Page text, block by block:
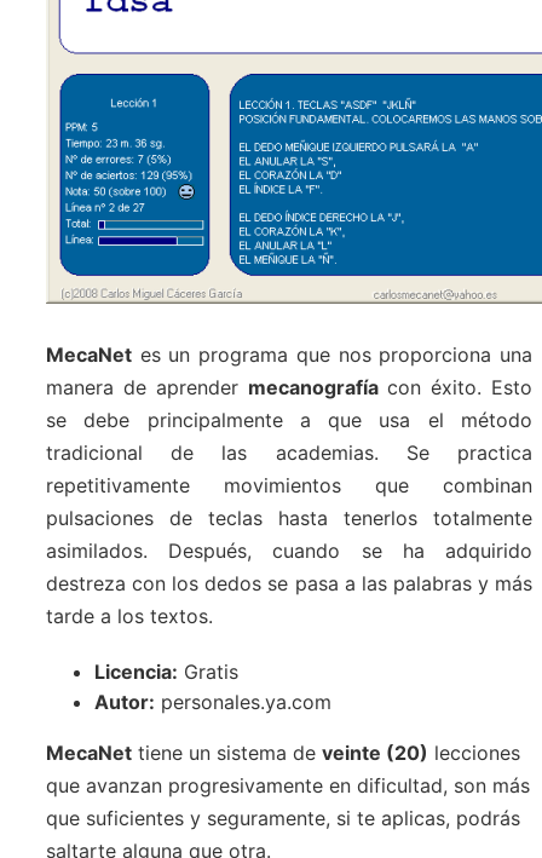
MecaNet es un programa que nos proporciona una
manera de aprender mecanografíacon éxito. Esto
se debe principalmente a que usa el método
tradicional de las academias. Se practica
repetitivamente movimientos que combinan
pulsaciones de teclas hasta tenerlos totalmente
asimilados. Después, cuando se ha adquirido
destreza con los dedos se pasa a las palabras y más
tarde a los textos.
Licencia: Gratis
Autor: personales.ya.com
MecaNet tiene un sistema de veinte (20) lecciones
que avanzan progresivamente en dificultad, son más
que suficientes y seguramente, si te aplicas, podrás
saltarte alguna que otra.